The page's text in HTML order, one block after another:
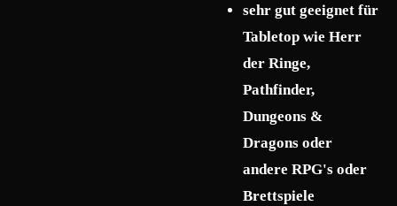
sehr gut geeignet für
Tabletop wie Herr
der Ringe,
Pathfinder,
Dungeons &
Dragons oder
andere RPG's oder
Brettspiele